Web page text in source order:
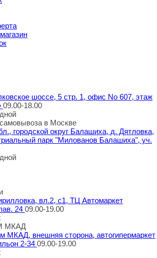
шоссе, 5 стр. 1, офис No 607, этаж
09.00-18.00
в Москве
городской округ Балашиха, д. Дятловка,
парк "Милованов Балашиха", уч.
вл.2, с1, ТЦ Автомаркет
24 09.00-19.00
МКАД
МКАД, внешняя сторона, автогипермаркет
2-34 09.00-19.00